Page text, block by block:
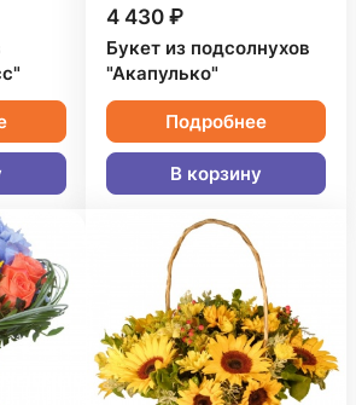
4 430 ₽
Букет из подсолнухов
"Акапулько"
Подробнее
В корзину